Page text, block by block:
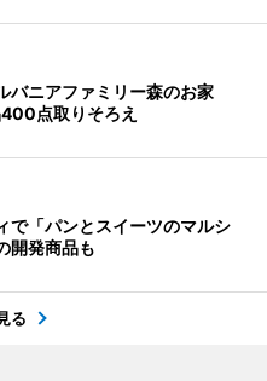
バニアファミリー森のお家
点取りそろえ
で「パンとスイーツのマルシ
開発商品も
る